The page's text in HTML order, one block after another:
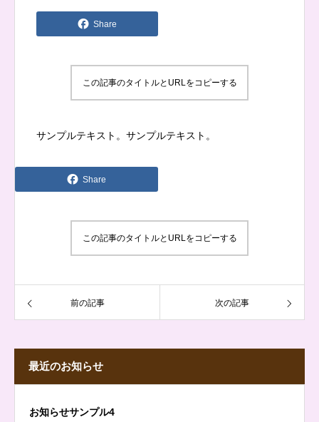
Share
この記事のタイトルとURLをコピーする
サンプルテキスト。サンプルテキスト。
Share
この記事のタイトルとURLをコピーする
前の記事 次の記事
最近のお知らせ
お知らせサンプル4